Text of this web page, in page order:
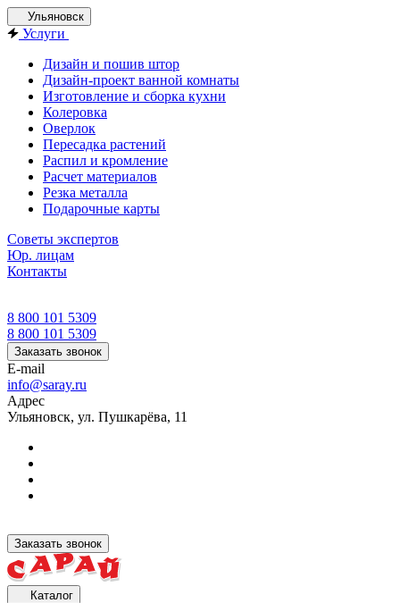
Ульяновск
Услуги
Дизайн и пошив штор
Дизайн-проект ванной комнаты
Изготовление и сборка кухни
Колеровка
Оверлок
Пересадка растений
Распил и кромление
Расчет материалов
Резка металла
Подарочные карты
Советы экспертов
Юр. лицам
Контакты
8 800 101 5309
8 800 101 5309
Заказать звонок
E-mail
info@saray.ru
Адрес
Ульяновск, ул. Пушкарёва, 11
Заказать звонок
Каталог